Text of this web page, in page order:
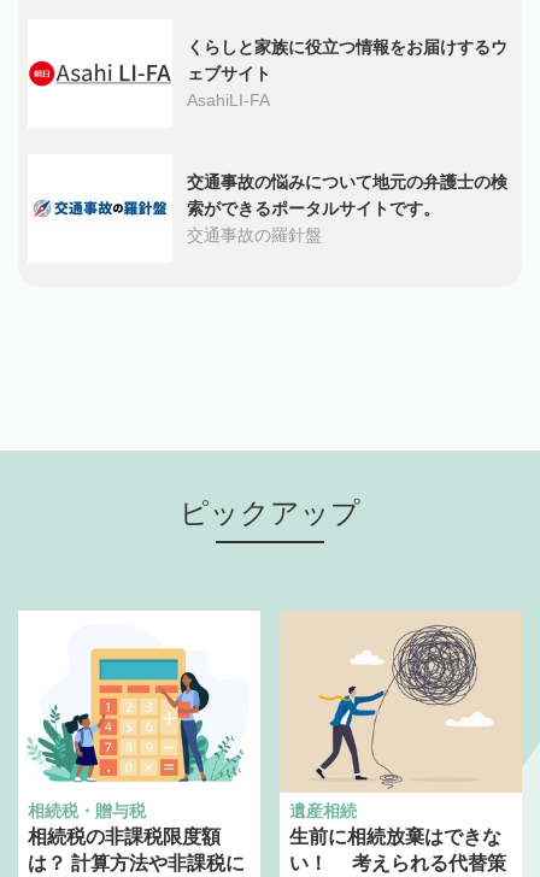
くらしと家族に役立つ情報をお届けするウ
ェブサイト
AsahiLI-FA
交通事故の悩みについて地元の弁護士の検
索ができるポータルサイトです。
交通事故の羅針盤
ピックアップ
相続税・贈与税
相続税の非課税限度額
は？ 計算方法や非課税に
遺産相続
生前に相続放棄はできな
い！ 考えられる代替策